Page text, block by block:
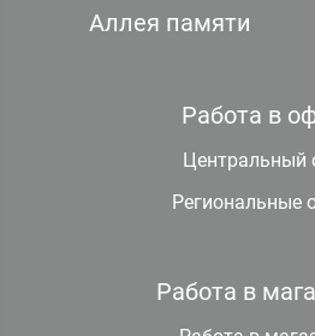
Аллея памяти
Работа в
Центральный
Региональные
Работа в